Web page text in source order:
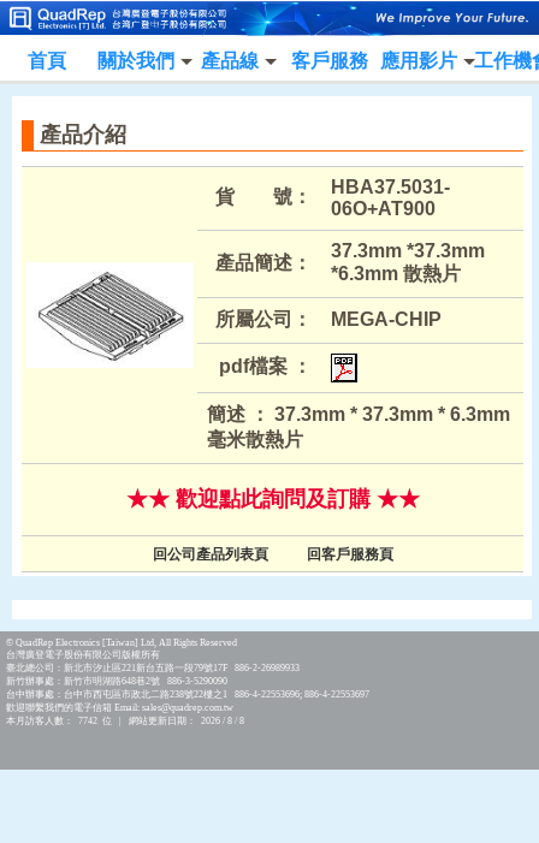
首頁 關於我們 產品線 客戶服務 應用影片 工作機
產品介紹
貨 號：
HBA37.5031-
06O+AT900
產品簡述：
37.3mm *37.3mm
*6.3mm 散熱片
所屬公司： MEGA-CHIP
pdf檔案 ：
簡述 ： 37.3mm * 37.3mm * 6.3mm
毫米散熱片
★★ 歡迎點此詢問及訂購 ★★
回公司產品列表頁 回客戶服務頁
© QuadRep Electronics [Taiwan] Ltd, All Rights Reserved
台灣廣登電子股份有限公司版權所有
臺北總公司：新北市汐止區221新台五路一段79號17F 886-2-26989933
新竹辦事處：新竹市明湖路648巷2號 886-3-5290090
台中辦事處：台中市西屯區市政北二路238號22樓之1 886-4-22553696; 886-4-22553697
歡迎聯繫我們的電子信箱 Email: sales@quadrep.com.tw
本月訪客人數： 7742 位 | 網站更新日期： 2026 / 8 / 8